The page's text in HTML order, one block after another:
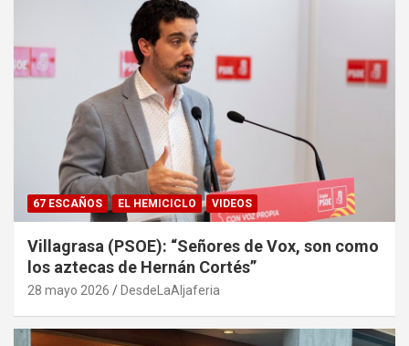
67 ESCAÑOS EL HEMICICLO VIDEOS
Villagrasa (PSOE): “Señores de Vox, son como
los aztecas de Hernán Cortés”
28 mayo 2026 DesdeLaAljaferia